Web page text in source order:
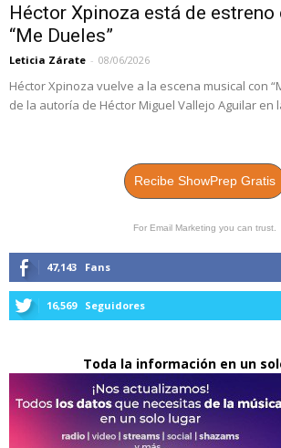
Héctor Xpinoza está de estreno
“Me Dueles”
Leticia Zárate - 08/06/2026
Héctor Xpinoza vuelve a la escena musical con
de la autoría de Héctor Miguel Vallejo Aguilar en
Recibe ShowPrep Gratis
For Email Marketing you can trust.
47,143 Fans
16,569 Seguidores
Toda la información en un